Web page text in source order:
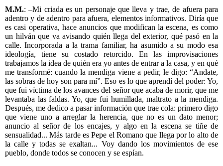
M.M.: –Mi criada es un personaje que lleva y trae, de afuera para
adentro y de adentro para afuera, elementos informativos. Diría que
es casi operativa, hace anuncios que modifican la escena, es como
un hilván que va avisando quién llega del exterior, qué pasó en la
calle. Incorporada a la trama familiar, ha asumido a su modo esa
ideología, tiene su costado retorcido. En las improvisaciones
trabajamos la idea de quién era yo antes de entrar a la casa, y en qué
me transformé: cuando la mendiga viene a pedir, le digo: “Andate,
las sobras de hoy son para mí”. Eso es lo que aprendí del poder: Yo,
que fui víctima de los avances del señor que acaba de morir, que me
levantaba las faldas. Yo, que fui humillada, maltrato a la mendiga.
Después, me dedico a pasar información que trae cola: primero digo
que viene uno a arreglar la herencia, que no es un dato menor;
anuncio al señor de los encajes, y algo en la escena se tiñe de
sensualidad... Más tarde es Pepe el Romano que llega por lo alto de
la calle y todas se exaltan... Voy dando los movimientos de ese
pueblo, donde todos se conocen y se espían.